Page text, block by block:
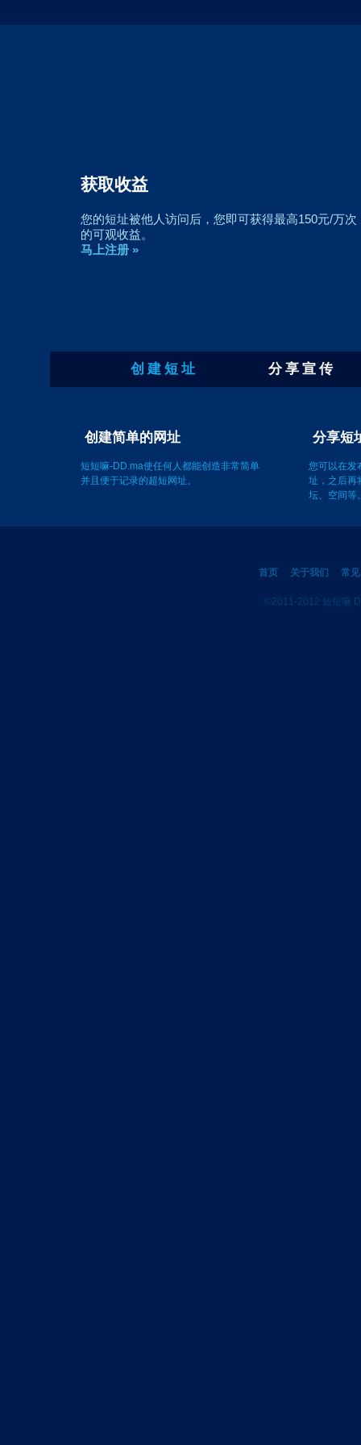
创建简单到难以置信的超短网址
短短嘛-DD.ma可以方便地创建简单到难以置信的超
短网址
马上注册 »
创 建 短 址 分 享 宣 传
创建简单的网址
您可以在发
首页 关于我们 常